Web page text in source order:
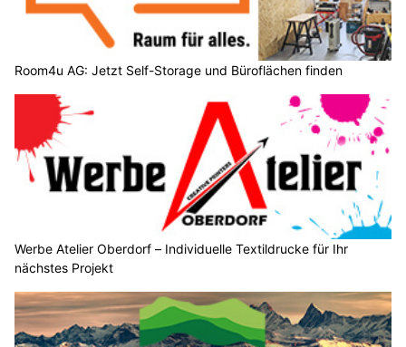
Room4u AG: Jetzt Self-Storage und Büroflächen finden
Werbe Atelier Oberdorf – Individuelle Textildrucke für Ihr
nächstes Projekt